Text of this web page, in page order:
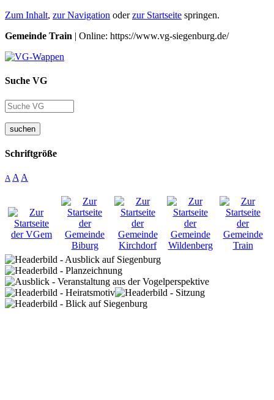
Zum Inhalt, zur Navigation oderzur Startseite springen.
Gemeinde Train | Online: https://www.vg-siegenburg.de/
Suche VG
suchen
Schriftgröße
A A A